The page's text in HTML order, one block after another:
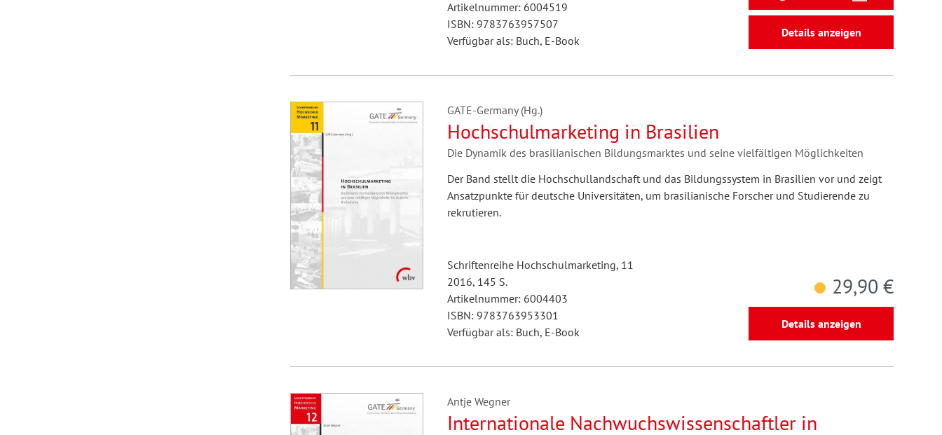
Artikelnummer: 6004519
ISBN: 9783763957507
Verfügbar als: Buch, E-Book
Details anzeigen
GATE-Germany (Hg.)
Hochschulmarketing in Brasilien
Die Dynamik des brasilianischen Bildungsmarktes und seine vielfältigen Möglichkeiten
Der Band stellt die Hochschullandschaft und das Bildungssystem in Brasilien vor und zeigt
Ansatzpunkte für deutsche Universitäten, um brasilianische Forscher und Studierende zu
rekrutieren.
Schriftenreihe Hochschulmarketing, 11
2016, 145 S.
Artikelnummer: 6004403
ISBN: 9783763953301
Verfügbar als: Buch, E-Book
29,90 €
Details anzeigen
Antje Wegner
Internationale Nachwuchswissenschaftler in